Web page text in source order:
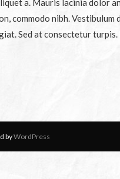
a. Mauris lacinia dolor
commodo nibh.
Sed at consectetur
byWordPress